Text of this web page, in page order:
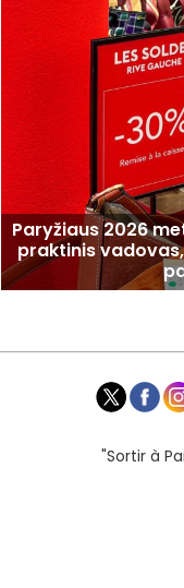
Paryžiaus 2026
praktinis
"Sortir à